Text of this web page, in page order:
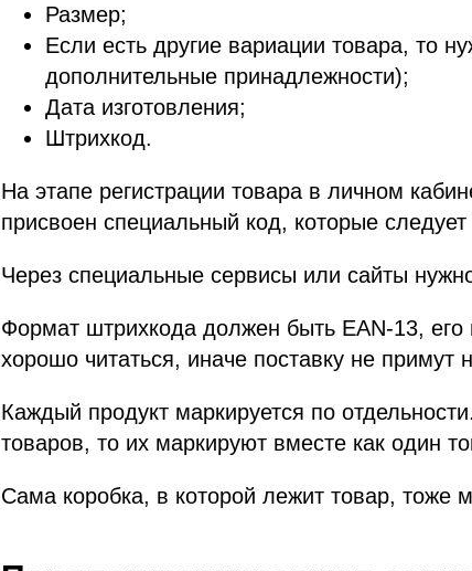
Размер;
Если есть другие вариации товара, то
дополнительные принадлежности);
Дата изготовления;
Штрихкод.
На этапе регистрации товара в личном
присвоен специальный код, которые
Через специальные сервисы или сайты
Формат штрихкода должен быть EAN-13,
хорошо читаться, иначе поставку не примут
Каждый продукт маркируется по
товаров, то их маркируют вместе как один
Сама коробка, в которой лежит товар, тоже